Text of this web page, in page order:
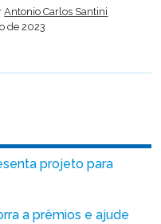
Antonio Carlos Santini
de 2023
projeto para
a prêmios e ajude